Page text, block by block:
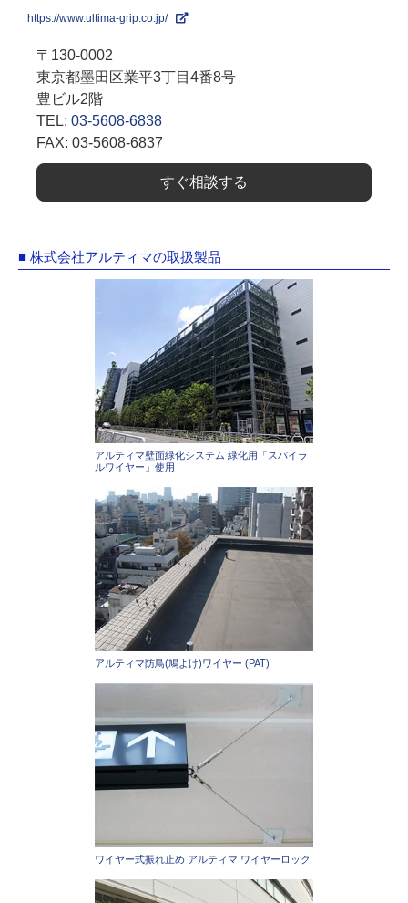
https://www.ultima-grip.co.jp/
〒130-0002
東京都墨田区業平3丁目4番8号
豊ビル2階
TEL: 03-5608-6838
FAX: 03-5608-6837
すぐ相談する
■ 株式会社アルティマの取扱製品
アルティマ壁面緑化システム 緑化用「スパイラ
ルワイヤー」使用
アルティマ防鳥(鳩よけ)ワイヤー (PAT)
ワイヤー式振れ止め アルティマ ワイヤーロック